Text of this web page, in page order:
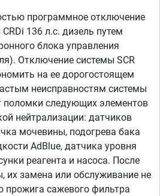
программное отключение
136 л.с. дизель путем
блока управления
Отключение системы SCR
на ее дорогостоящем
неисправностям системы
поломки следующих элементов
нейтрализации: датчиков
мочевины, подогрева бака
AdBlue, датчика уровня
реагента и насоса. После
их замена или обслуживание не
прожига сажевого фильтра